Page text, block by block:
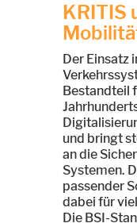
KRITIS
Der Einsatz
Bestandteil
und bringt
an die
Systemen.
passender
dabei für
Die BSI-